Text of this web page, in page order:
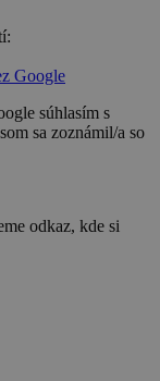
Google
súhlasím s
sa zoznámil/a so
odkaz, kde si